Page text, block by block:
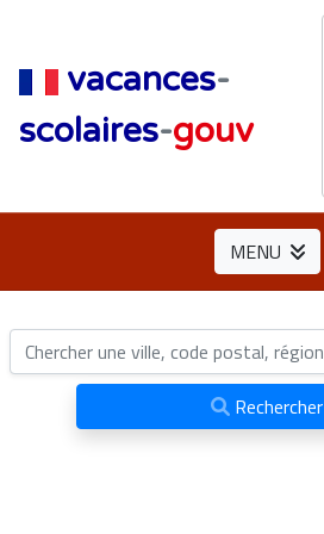
vacances-
scolaires-gouv
MENU
Rechercher